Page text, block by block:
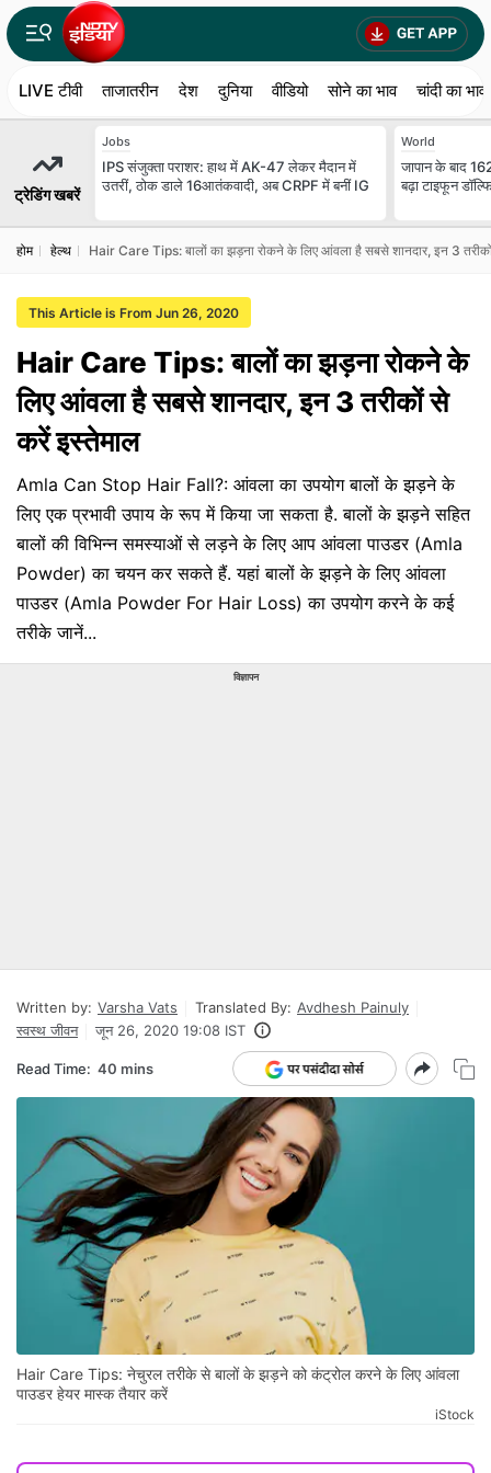
LIVE टीवी ताजातरीन देश दुनिया वीडियो सोने का भाव चांदी का भाव
ट्रेडिंग खबरें
Jobs
IPS संजुक्ता पराशर: हाथ में AK-47 लेकर मैदान में
उतरीं, ठोक डाले 16आतंकवादी, अब CRPF में बनीं IG
World
जापान के बाद
बढ़ा टाइफून
होम हेल्‍थ Hair Care Tips: बालों का झड़ना रोकने के लिए आंवला है सबसे शानदार, इन 3
This Article is From Jun 26, 2020
Hair Care Tips: बालों का झड़ना रोकने के
लिए आंवला है सबसे शानदार, इन 3 तरीकों से
करें इस्तेमाल
Amla Can Stop Hair Fall?: आंवला का उपयोग बालों के झड़ने के
लिए एक प्रभावी उपाय के रूप में किया जा सकता है. बालों के झड़ने सहित
बालों की विभिन्न समस्याओं से लड़ने के लिए आप आंवला पाउडर (Amla
Powder) का चयन कर सकते हैं. यहां बालों के झड़ने के लिए आंवला
पाउडर (Amla Powder For Hair Loss) का उपयोग करने के कई
तरीके जानें...
विज्ञापन
Written by: Varsha Vats Translated By: Avdhesh Painuly
स्वस्थ जीवन
जून 26, 2020 19:08 IST
Read Time: 40 mins
Hair Care Tips: नेचुरल तरीके से बालों के झड़ने को कंट्रोल करने के लिए आंवला
पाउडर हेयर मास्क तैयार करें
iStock